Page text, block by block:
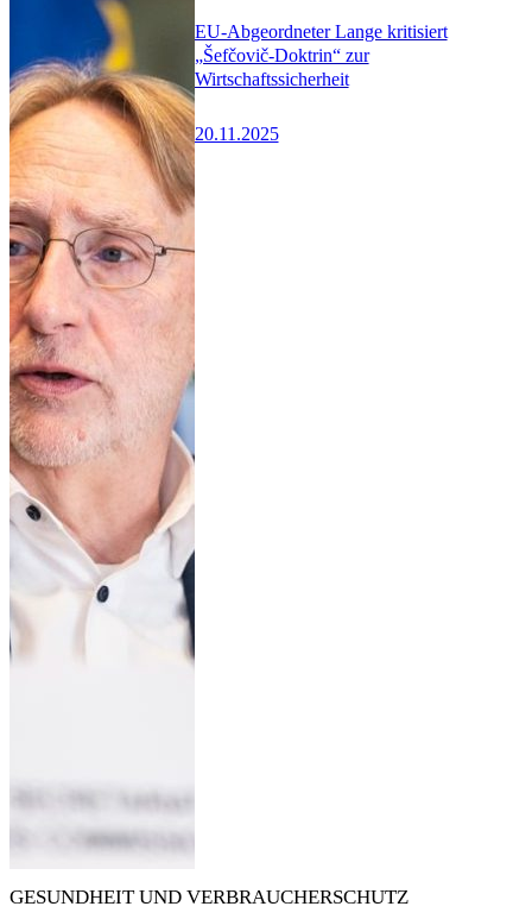
EU-Abgeordneter Lange kritisiert
„Šefčovič-Doktrin“ zur
Wirtschaftssicherheit
20.11.2025
GESUNDHEIT UND VERBRAUCHERSCHUTZ